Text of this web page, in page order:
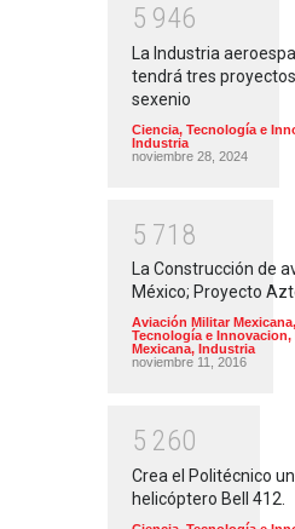
5 946
La Industria
tendrá tres proyectos
sexenio
Ciencia, Tecnología e
Industria
noviembre 28, 2024
5 71 8
La Construcción de
México; Proyecto
Aviación Militar Mexicana,
Tecnología e Innovacion,
Mexicana, Industria
noviembre 11, 2016
5 260
Crea el Politécnico
helicóptero Bell 412.